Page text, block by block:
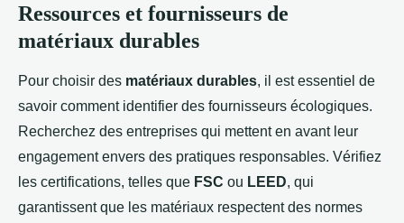
Ressources et fournisseurs de
matériaux durables
Pour choisir des matériaux durables, il est essentiel de
savoir comment identifier des fournisseurs écologiques.
Recherchez des entreprises qui mettent en avant leur
engagement envers des pratiques responsables. Vérifiez
les certifications, telles que FSC ou LEED, qui
garantissent que les matériaux respectent des normes